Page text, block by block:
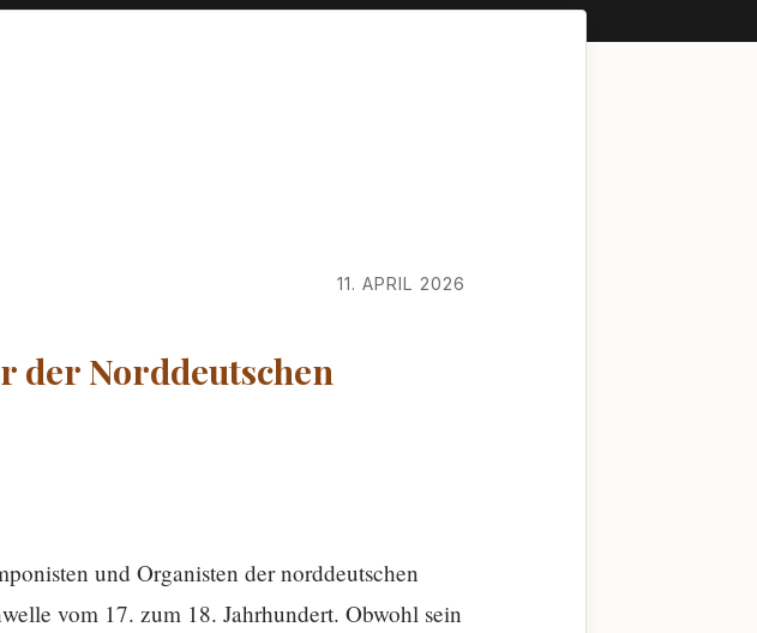
11. APRIL 2026
der Norddeutschen
und Organisten der norddeutschen
vom 17. zum 18. Jahrhundert. Obwohl sein